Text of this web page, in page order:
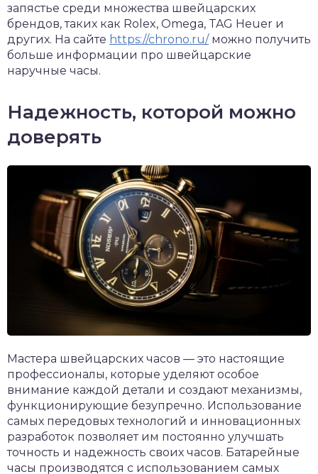
запястье среди множества швейцарских
брендов, таких как Rolex, Omega, TAG Heuer и
других. На сайте https://chrono.ru/можно получить
больше информации про швейцарские
наручные часы.
Надежность, которой можно
доверять
Мастера швейцарских часов — это настоящие
профессионалы, которые уделяют особое
внимание каждой детали и создают механизмы,
функционирующие безупречно. Использование
самых передовых технологий и инновационных
разработок позволяет им постоянно улучшать
точность и надежность своих часов. Батарейные
часы производятся с использованием самых